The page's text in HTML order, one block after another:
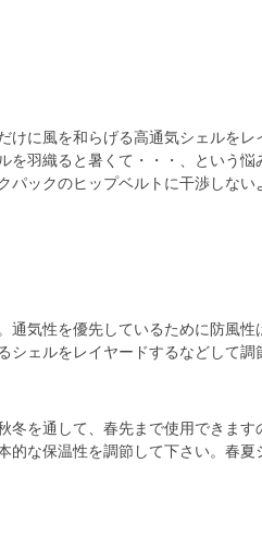
に風を和らげる高通気シェルをレ
羽織ると暑くて・・・、という悩
パックのヒップベルトに干渉しない
気性を優先しているために防風性
ェルをレイヤードするなどして調
を通して、春先まで使用できます
的な保温性を調節して下さい。春夏